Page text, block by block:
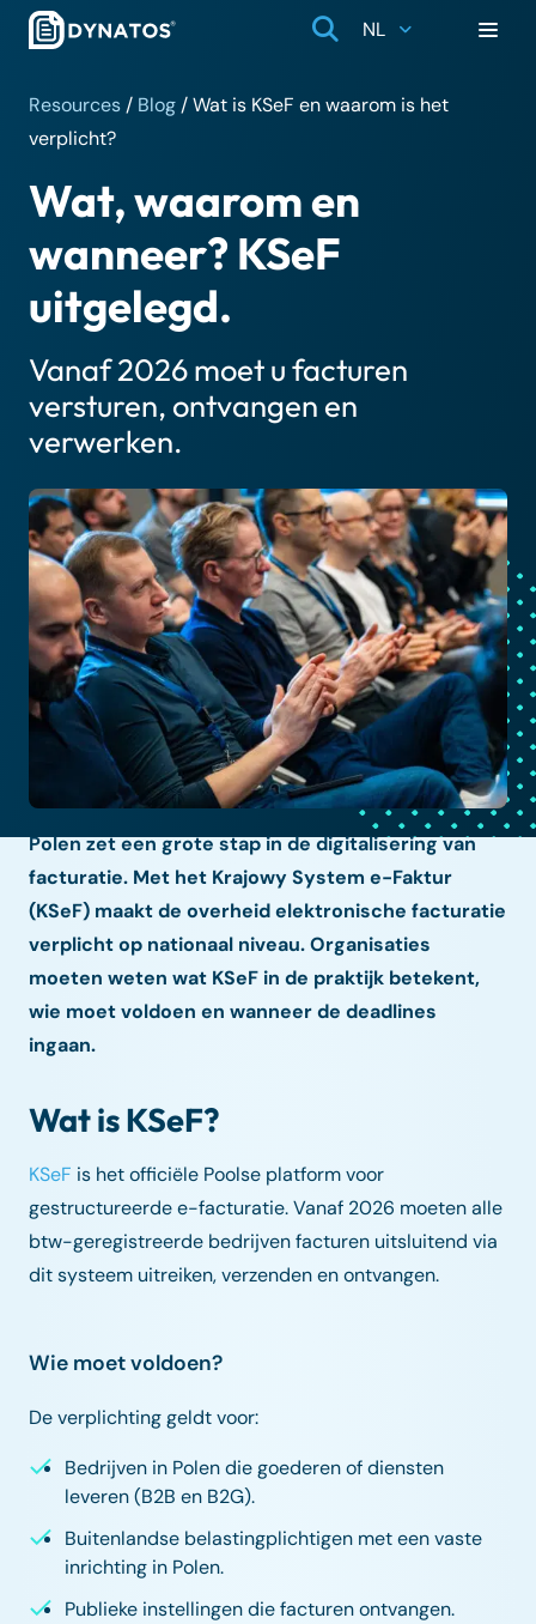
NL
Resources / Blog /Wat is KSeF en waarom is het
verplicht?
Wat, waarom en
wanneer? KSeF
uitgelegd.
Vanaf 2026 moet u facturen
versturen, ontvangen en
verwerken.
Polen zet een grote stap in de digitalisering van
facturatie. Met het Krajowy System e-Faktur
(KSeF) maakt de overheid elektronische facturatie
verplicht op nationaal niveau. Organisaties
moeten weten wat KSeF in de praktijk betekent,
wie moet voldoen en wanneer de deadlines
ingaan.
Wat is KSeF?
KSeF is het officiële Poolse platform voor
gestructureerde e-facturatie. Vanaf 2026 moeten alle
btw-geregistreerde bedrijven facturen uitsluitend via
dit systeem uitreiken, verzenden en ontvangen.
Wie moet voldoen?
De verplichting geldt voor:
Bedrijven in Polen die goederen of diensten
leveren (B2B en B2G).
Buitenlandse belastingplichtigen met een vaste
inrichting in Polen.
Publieke instellingen die facturen ontvangen.